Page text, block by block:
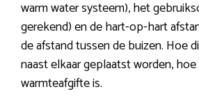
warm water systeem), het
gerekend) en de hart-op-hart
de afstand tussen de buizen. Hoe
naast elkaar geplaatst worden,
warmteafgifte is.